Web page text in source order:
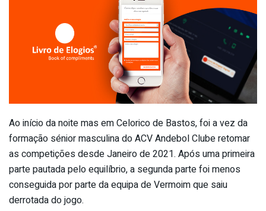
Ao início da noite mas em Celorico de Bastos, foi a vez da
formação sénior masculina do ACV Andebol Clube retomar
as competições desde Janeiro de 2021. Após uma primeira
parte pautada pelo equilíbrio, a segunda parte foi menos
conseguida por parte da equipa de Vermoim que saiu
derrotada do jogo.